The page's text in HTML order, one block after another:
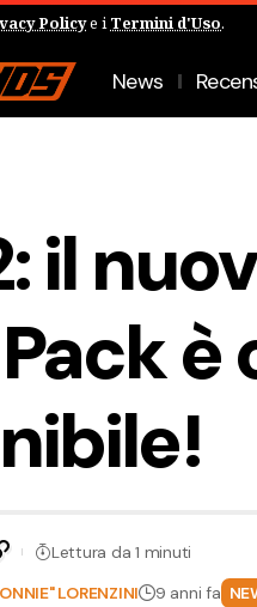
Policye i Termini d'Uso.
News
il
è
LORENZINI 9 anni fa
Lettura da 1 minuti